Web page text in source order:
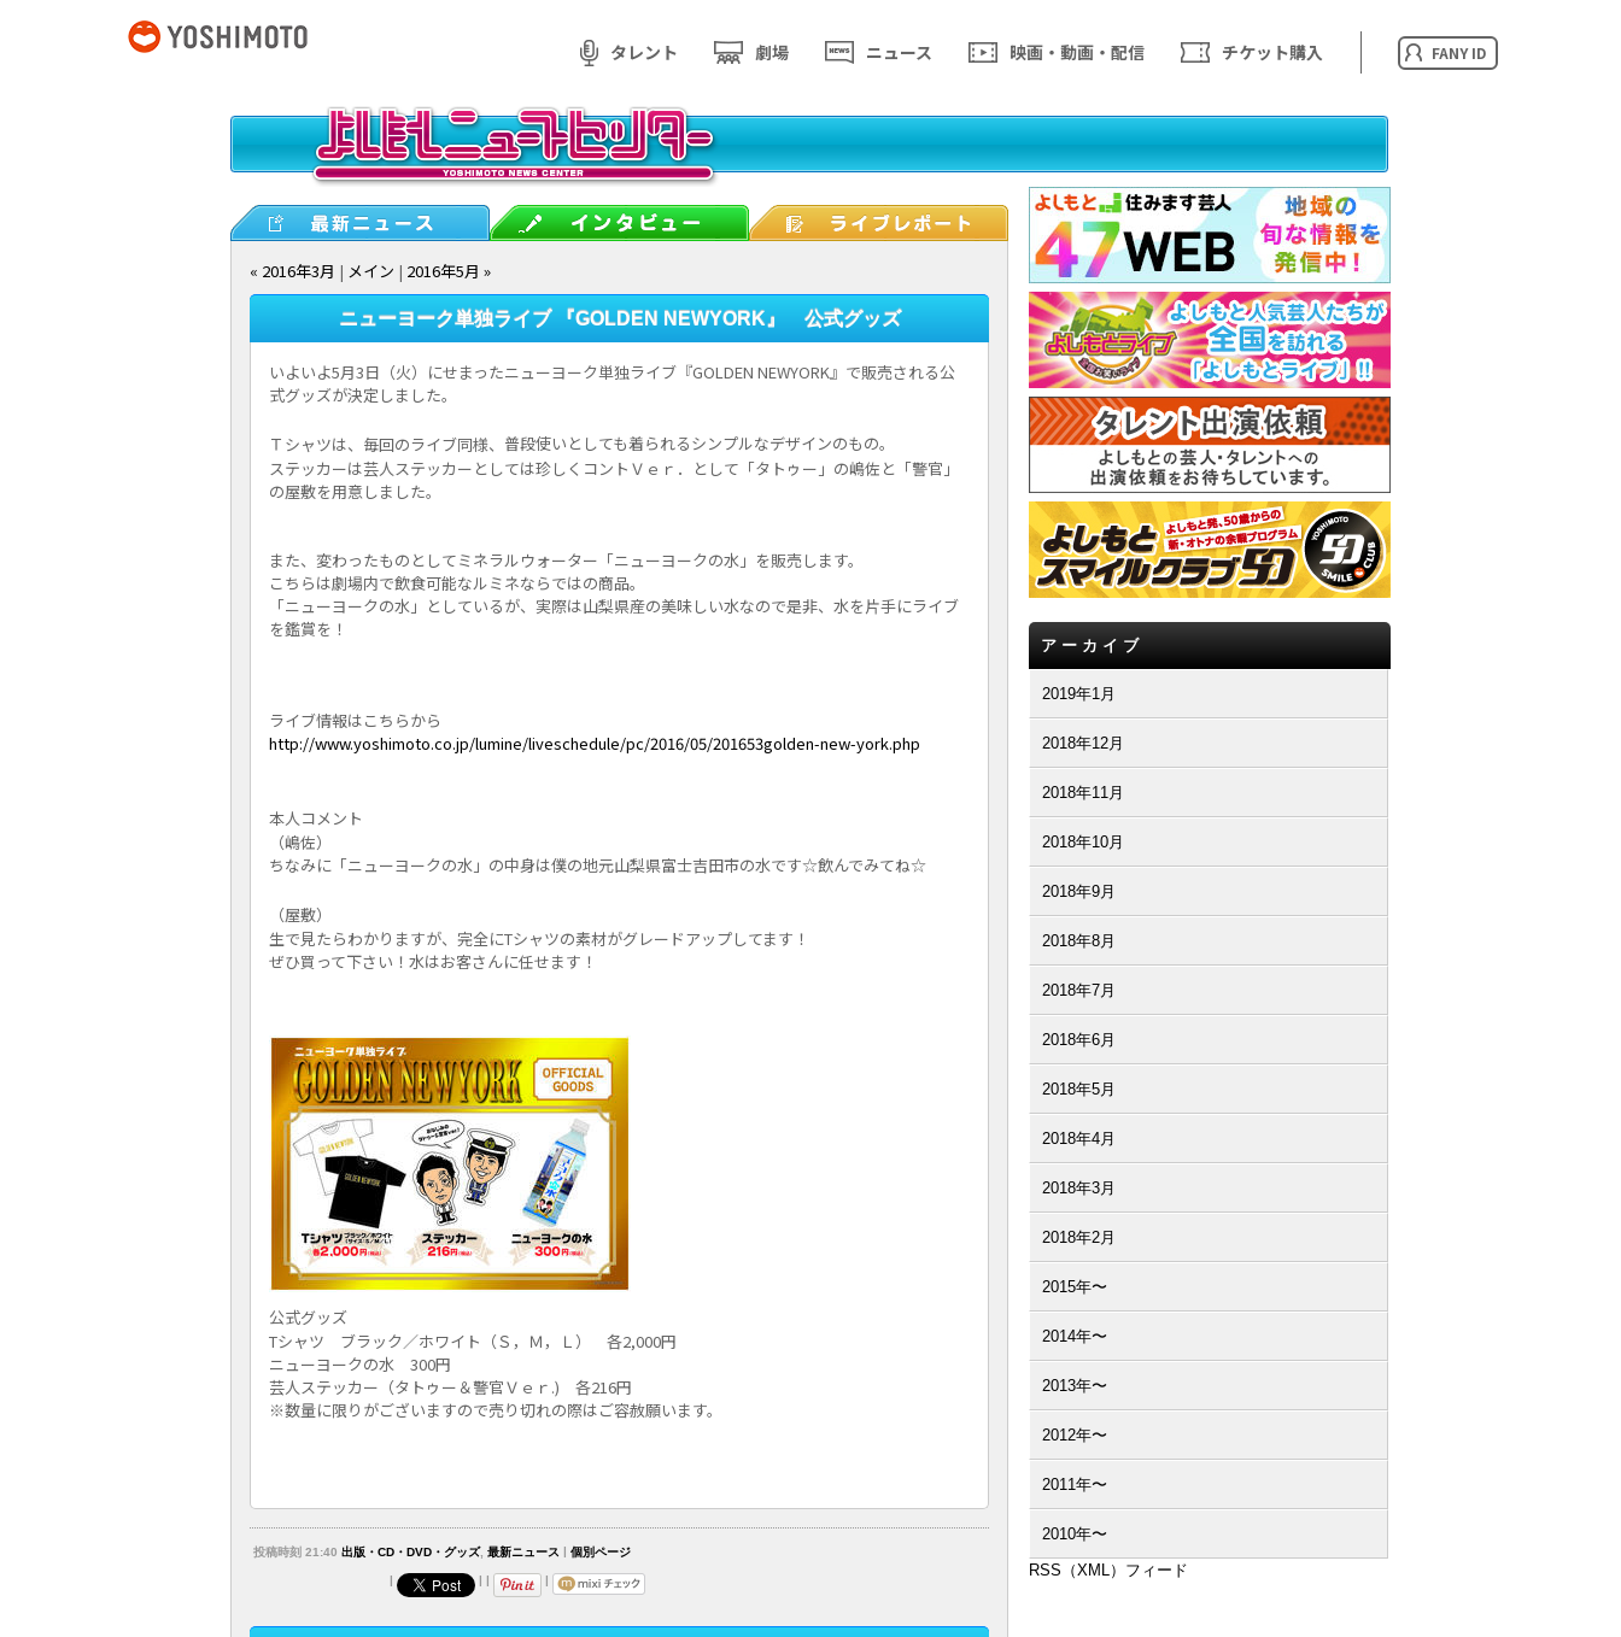
タレント 劇場 ニュース 映画・動画・配信 チケット購入 FANY ID
« 2016年3月 | メイン | 2016年5月 »
ニューヨーク単独ライブ 『GOLDEN NEWYORK』 公式グッズ
いよいよ5月3日（火）にせまったニューヨーク単独ライブ『GOLDEN NEWYORK』で販売される公
式グッズが決定しました。
Ｔシャツは、毎回のライブ同様、 普段使いとしても着られるシンプルなデザインのもの。
ステッカーは芸人ステッカーとしては珍しくコントＶｅｒ．として「タトゥー」の嶋佐と「警官」
の屋敷を用意しました。
また、変わったものとしてミネラルウォーター「ニューヨークの水」を販売します。
こちらは劇場内で飲食可能なルミネならではの商品。
「ニューヨークの水」としているが、 実際は山梨県産の美味しい水なので是非、水を片手にライブ
を鑑賞を！
ライブ情報はこちらから
http://www.yoshimoto.co.jp/lumine/liveschedule/pc/2016/05/201653golden-new-york.php
本人コメント
（嶋佐）
ちなみに「ニューヨークの水」の中身は僕の地元山梨県富士吉田市の水です☆飲んでみてね☆
（屋敷）
生で見たらわかりますが、 完全にTシャツの素材がグレードアップしてます！
ぜひ買って下さい！水はお客さんに任せます！
公式グッズ
Tシャツ ブラック／ホワイト（Ｓ，Ｍ，Ｌ） 各2,000円
ニューヨークの水 300円
芸人ステッカー（タトゥー＆警官Ｖｅｒ.) 各216円
※数量に限りがございますので売り切れの際はご容赦願います。
投稿時刻 21:40 出版・CD・DVD・グッズ, 最新ニュース | 個別ページ
| | | |
アーカイブ
2019年1月
2018年12月
2018年11月
2018年10月
2018年9月
2018年8月
2018年7月
2018年6月
2018年5月
2018年4月
2018年3月
2018年2月
2015年〜
2014年〜
2013年〜
2012年〜
2011年〜
2010年〜
RSS（XML）フィード